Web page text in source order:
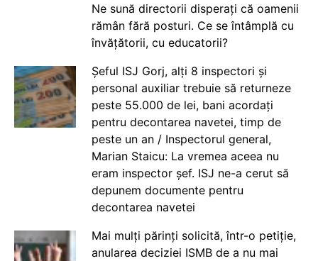
Ne sună directorii disperați că oamenii
rămân fără posturi. Ce se întâmplă cu
învățătorii, cu educatorii?
Șeful ISJ Gorj, alți 8 inspectori și
personal auxiliar trebuie să returneze
peste 55.000 de lei, bani acordați
pentru decontarea navetei, timp de
peste un an / Inspectorul general,
Marian Staicu: La vremea aceea nu
eram inspector șef. ISJ ne-a cerut să
depunem documente pentru
decontarea navetei
Mai mulți părinți solicită, într-o petiție,
anularea deciziei ISMB de a nu mai